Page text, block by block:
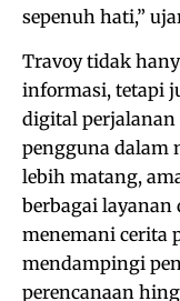
sepenuh hati,”
Travoy tidak
informasi, tetapi
digital
pengguna dalam
lebih matang,
berbagai
menemani cerita
mendampingi
perencanaan